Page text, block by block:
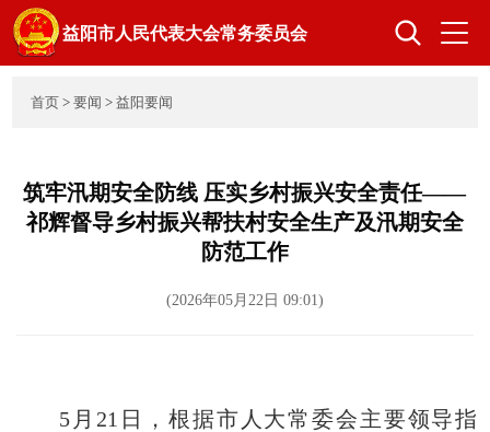
益阳市人民代表大会常务委员会
领导之窗 组成人员
立法工作
首页 >要闻 >益阳要闻
筑牢汛期安全防线 压实乡村振兴安全责任——
祁辉督导乡村振兴帮扶村安全生产及汛期安全
防范工作
(2026年05月22日 09:01)
5月21日，根据市人大常委会主要领导指